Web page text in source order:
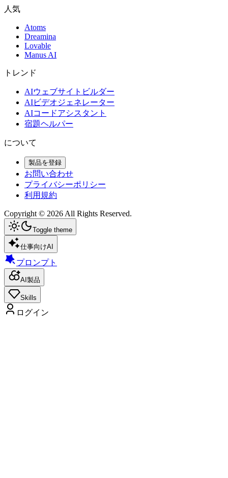
人気
Atoms
Dreamina
Lovable
Manus AI
トレンド
AIウェブサイトビルダー
AIビデオジェネレーター
AIコードアシスタント
宿題ヘルパー
について
製品を登録
お問い合わせ
プライバシーポリシー
利用規約
Copyright © 2026 All Rights Reserved.
Toggle theme
仕事向けAI
プロンプト
AI製品
Skills
ログイン